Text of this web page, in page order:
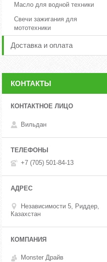
Масло для водной техники
Свечи зажигания для
мототехники
Доставка и оплата
КОНТАКТЫ
Вильдан
+7 (705) 501-84-13
Независимости 5, Риддер,
Казахстан
Monster Драйв